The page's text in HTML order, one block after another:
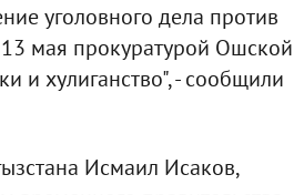
уголовного дела против
мая прокуратурой Ошской
и хулиганство", - сообщили
Исмаил Исаков,